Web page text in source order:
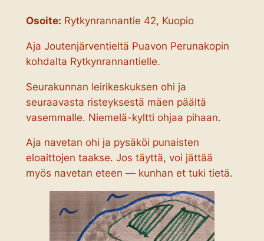
Osoite: Rytkynrannantie 42, Kuopio
Aja Joutenjärventieltä Puavon Perunakopin
kohdalta Rytkynrannantielle.
Seurakunnan leirikeskuksen ohi ja
seuraavasta risteyksestä mäen päältä
vasemmalle. Niemelä-kyltti ohjaa pihaan.
Aja navetan ohi ja pysäköi punaisten
eloaittojen taakse. Jos täyttä, voi jättää
myös navetan eteen — kunhan et tuki tietä.